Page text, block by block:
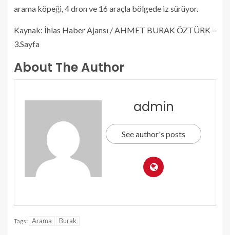
arama köpeği, 4 dron ve 16 araçla bölgede iz sürüyor.
Kaynak: İhlas Haber Ajansı / AHMET BURAK ÖZTÜRK –
3.Sayfa
About The Author
admin
See author's posts
Tags: Arama Burak